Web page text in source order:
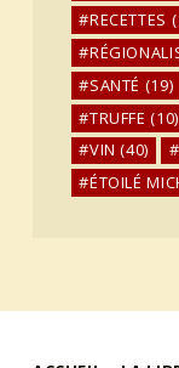
RECETTES
SANTÉ (19)
TRUFFE (10)
VIN (40)
ÉTOILÉ